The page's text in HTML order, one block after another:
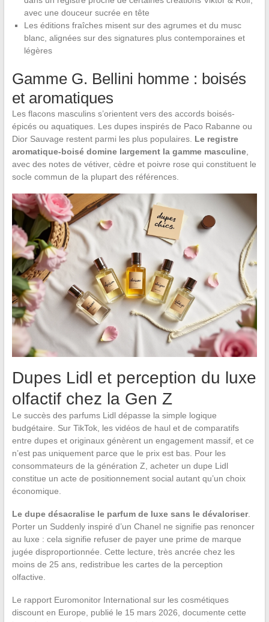
avec une douceur sucrée en tête
Les éditions fraîches misent sur des agrumes et du musc
blanc, alignées sur des signatures plus contemporaines et
légères
Gamme G. Bellini homme : boisés
et aromatiques
Les flacons masculins s’orientent vers des accords boisés-
épicés ou aquatiques. Les dupes inspirés de Paco Rabanne ou
Dior Sauvage restent parmi les plus populaires. Le registre
aromatique-boisé domine largement la gamme masculine,
avec des notes de vétiver, cèdre et poivre rose qui constituent le
socle commun de la plupart des références.
Dupes Lidl et perception du luxe
olfactif chez la Gen Z
Le succès des parfums Lidl dépasse la simple logique
budgétaire. Sur TikTok, les vidéos de haul et de comparatifs
entre dupes et originaux génèrent un engagement massif, et ce
n’est pas uniquement parce que le prix est bas. Pour les
consommateurs de la génération Z, acheter un dupe Lidl
constitue un acte de positionnement social autant qu’un choix
économique.
Le dupe désacralise le parfum de luxe sans le dévaloriser.
Porter un Suddenly inspiré d’un Chanel ne signifie pas renoncer
au luxe : cela signifie refuser de payer une prime de marque
jugée disproportionnée. Cette lecture, très ancrée chez les
moins de 25 ans, redistribue les cartes de la perception
olfactive.
Le rapport Euromonitor International sur les cosmétiques
discount en Europe, publié le 15 mars 2026, documente cette